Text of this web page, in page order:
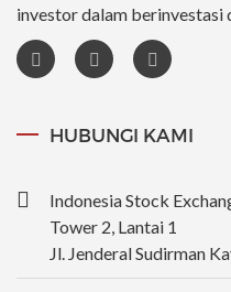
investor dalam berinvestasi
HUBUNGI KAMI
Indonesia Stock
Tower 2, Lantai 1
Jl. Jenderal Sudirman